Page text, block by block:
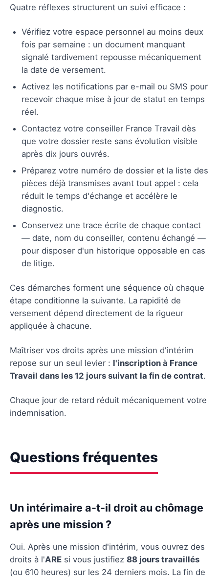
Quatre réflexes structurent un suivi efficace :
Vérifiez votre espace personnel au moins deux
fois par semaine : un document manquant
signalé tardivement repousse mécaniquement
la date de versement.
Activez les notifications par e-mail ou SMS pour
recevoir chaque mise à jour de statut en temps
réel.
Contactez votre conseiller France Travail dès
que votre dossier reste sans évolution visible
après dix jours ouvrés.
Préparez votre numéro de dossier et la liste des
pièces déjà transmises avant tout appel : cela
réduit le temps d'échange et accélère le
diagnostic.
Conservez une trace écrite de chaque contact
— date, nom du conseiller, contenu échangé —
pour disposer d'un historique opposable en cas
de litige.
Ces démarches forment une séquence où chaque
étape conditionne la suivante. La rapidité de
versement dépend directement de la rigueur
appliquée à chacune.
Maîtriser vos droits après une mission d'intérim
repose sur un seul levier : l'inscription à France
Travail dans les 12 jours suivant la fin de contrat.
Chaque jour de retard réduit mécaniquement votre
indemnisation.
Questions fréquentes
Un intérimaire a-t-il droit au chômage
après une mission ?
Oui. Après une mission d'intérim, vous ouvrez des
droits à l'ARE si vous justifiez 88 jours travaillés
(ou 610 heures) sur les 24 derniers mois. La fin de